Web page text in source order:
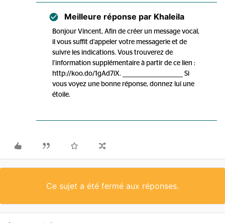
Meilleure réponse par Khaleila
Bonjour Vincent, Afin de créer un message vocal,
il vous suffit d’appeler votre messagerie et de
suivre les indications. Vous trouverez de
l’information supplémentaire à partir de ce lien :
http://koo.do/1gAd7iX. ________________________ Si
vous voyez une bonne réponse, donnez lui une
étoile.
Ce sujet a été fermé aux réponses.